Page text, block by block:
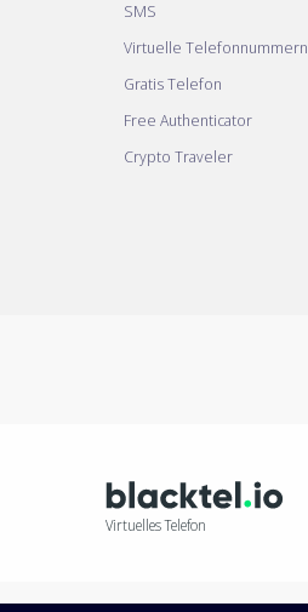
SMS
Virtuelle Telefonnummern
Gratis Telefon
Free Authenticator
Crypto Traveler
Virtuelles Telefon